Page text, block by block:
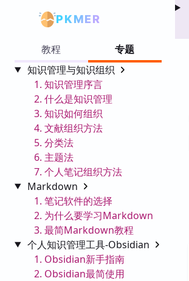
PKMER
教程
专题
知识管理与知识组织
1. 知识管理序言
2. 什么是知识管理
3. 知识如何组织
4. 文献组织方法
5. 分类法
6. 主题法
7. 个人笔记组织方法
Markdown
1. 笔记软件的选择
2. 为什么要学习Markdown
3. 最简Markdown教程
个人知识管理工具-Obsidian
1. Obsidian新手指南
2. Obsidian最简使用